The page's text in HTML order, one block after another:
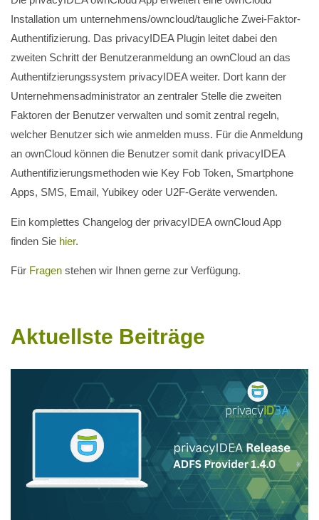
Installation um unternehmens/owncloud/taugliche Zwei-Faktor-
Authentifizierung. Das privacyIDEA Plugin leitet dabei den
zweiten Schritt der Benutzeranmeldung an ownCloud an das
Authentifzierungssystem privacyIDEA weiter. Dort kann der
Unternehmensadministrator an zentraler Stelle die zweiten
Faktoren der Benutzer verwalten und somit zentral regeln,
welcher Benutzer sich wie anmelden muss. Für die Anmeldung
an ownCloud können die Benutzer somit dank privacyIDEA
Authentifizierungsmethoden wie Key Fob Token, Smartphone
Apps, SMS, Email, Yubikey oder U2F-Geräte verwenden.
Ein komplettes Changelog der privacyIDEA ownCloud App
finden Sie hier.
Für Fragen stehen wir Ihnen gerne zur Verfügung.
Aktuellste Beiträge